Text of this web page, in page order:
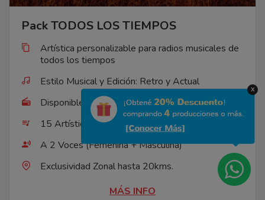
Pack TODOS LOS TIEMPOS
Artística personalizable para radios musicales de
todos los tiempos
Estilo Musical y Edición: Retro y Actual
Disponible para: Radio
15 Artísticas Personalizables
A 2 Voces (Femenina + Masculina)
Exclusividad Zonal hasta 20kms.
MÁS INFO
X